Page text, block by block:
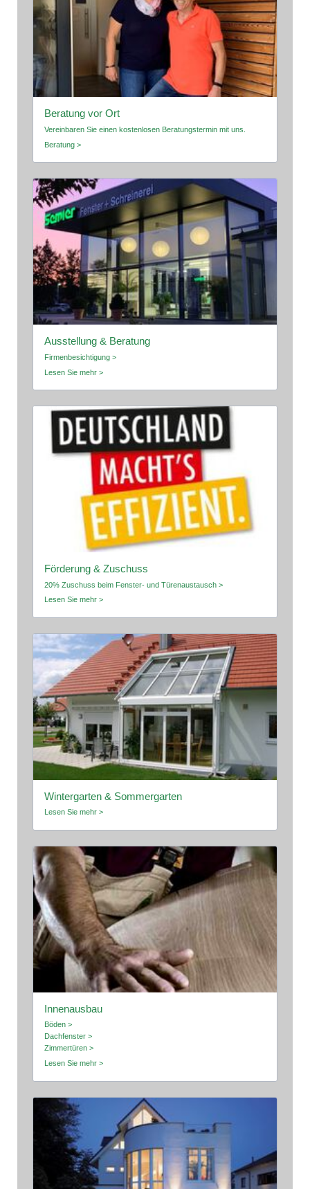
Beratung vor Ort
Vereinbaren Sie einen kostenlosen Beratungstermin mit uns.
Beratung >
Ausstellung & Beratung
Firmenbesichtigung >
Lesen Sie mehr >
Förderung & Zuschuss
20% Zuschuss beim Fenster- und Türenaustausch >
Lesen Sie mehr >
Wintergarten & Sommergarten
Lesen Sie mehr >
Innenausbau
Böden >
Dachfenster >
Zimmertüren >
Lesen Sie mehr >